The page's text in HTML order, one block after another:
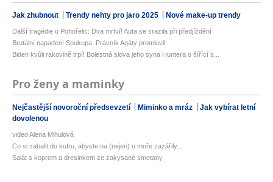
Jak zhubnout Trendy nehty pro jaro 2025 Nové make-up trendy
Další tragédie u Pohořelic: Dva mrtví! Auta se srazila při předjíždění
Brutální napadení Soukupa. Právník Agáty promluvil
Biden kvůli rakovině trpí! Bolestná slova jeho syna Huntera o šířící s...
Pro ženy a maminky
Nejčastější novoroční předsevzetí Miminko a mráz
Jak vybírat letní
dovolenou
video Alena Mihulová
Co si zabalit do kufru, abyste na (nejen) u moře zazářily...
Salát s koprem a dresinkem ze zakysané smetany